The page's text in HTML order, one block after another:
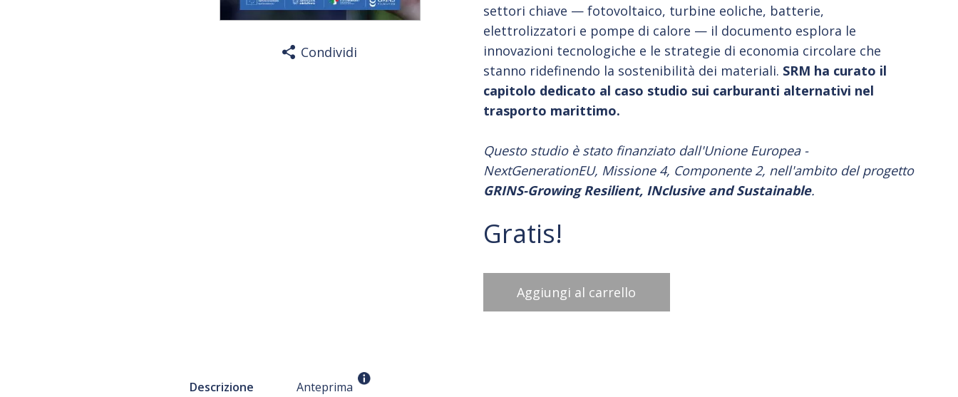
Condividi
settori chiave — fotovoltaico, turbine eoliche, batterie,
elettrolizzatori e pompe di calore — il documento esplora le
innovazioni tecnologiche e le strategie di economia circolare che
stanno ridefinendo la sostenibilità dei materiali. SRM ha curato il
capitolo dedicato al caso studio sui carburanti alternativi nel
trasporto marittimo.
Questo studio è stato finanziato dall'Unione Europea -
NextGenerationEU, Missione 4, Componente 2, nell'ambito del progetto
GRINS-Growing Resilient, INclusive and Sustainable.
Gratis!
Aggiungi al carrello
Descrizione Anteprima